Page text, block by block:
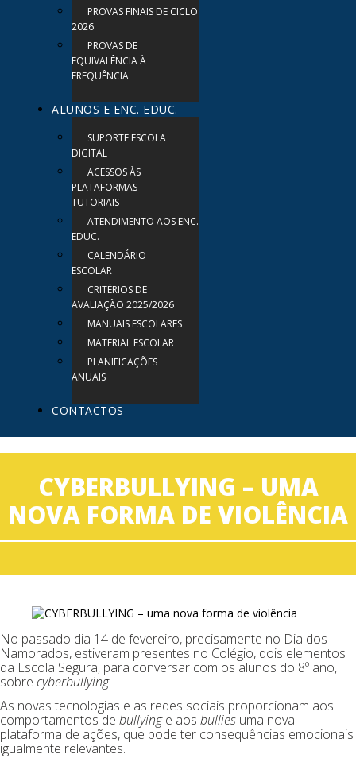
PROVAS FINAIS DE CICLO
2026
PROVAS DE
EQUIVALÊNCIA À
FREQUÊNCIA
ALUNOS E ENC. EDUC.
SUPORTE ESCOLA
DIGITAL
ACESSOS ÀS
PLATAFORMAS –
TUTORIAIS
ATENDIMENTO AOS ENC.
EDUC.
CALENDÁRIO
ESCOLAR
CRITÉRIOS DE
AVALIAÇÃO 2025/2026
MANUAIS ESCOLARES
MATERIAL ESCOLAR
PLANIFICAÇÕES
ANUAIS
CONTACTOS
CYBERBULLYING – UMA
NOVA FORMA DE VIOLÊNCIA
No passado dia 14 de fevereiro, precisamente no Dia dos
Namorados, estiveram presentes no Colégio, dois elementos
da Escola Segura, para conversar com os alunos do 8º ano,
sobre cyberbullying.
As novas tecnologias e as redes sociais proporcionam aos
comportamentos de bullyinge aos bullies uma nova
plataforma de ações, que pode ter consequências emocionais
igualmente relevantes.